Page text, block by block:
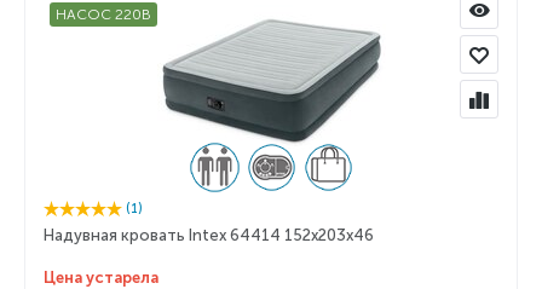
НАСОС 220В
(1)
Надувная кровать Intex 64414 152х203х46
Цена устарела